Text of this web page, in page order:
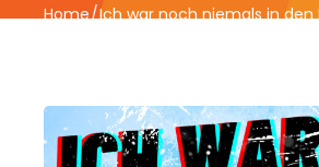
Home Ich war noch niemals in den